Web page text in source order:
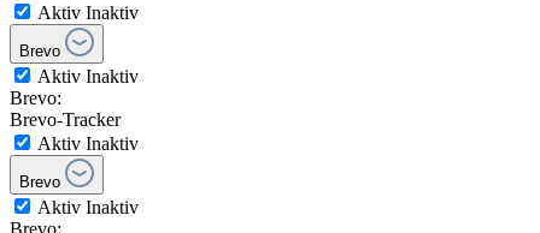
Aktiv Inaktiv
Brevo
Aktiv Inaktiv
Brevo:
Brevo-Tracker
Aktiv Inaktiv
Brevo
Aktiv Inaktiv
Brevo: